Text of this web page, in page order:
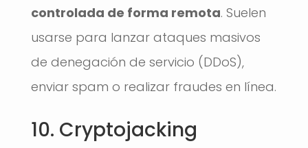
controlada de forma remota. Suelen
usarse para lanzar ataques masivos
de denegación de servicio (DDoS),
enviar spam o realizar fraudes en línea.
10. Cryptojacking